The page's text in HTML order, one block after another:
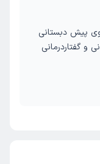
پیش دبستانی
و گفتاردرمانی